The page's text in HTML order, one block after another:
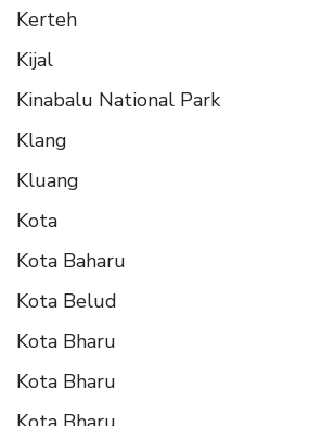
Kerteh
Kijal
Kinabalu National Park
Klang
Kluang
Kota
Kota Baharu
Kota Belud
Kota Bharu
Kota Bharu